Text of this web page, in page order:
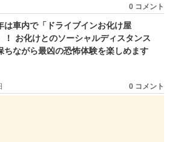
0 コメント
は車内で「ドライブインお化け屋
！ お化けとのソーシャルディスタンス
ちながら最凶の恐怖体験を楽しめます
0 コメント